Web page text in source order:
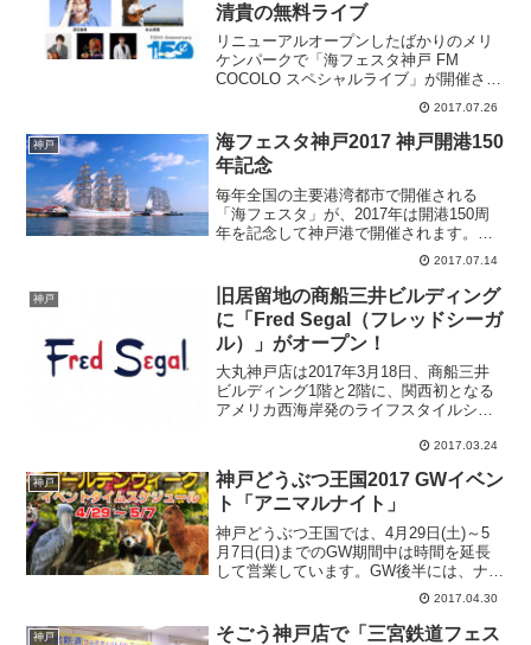
清貴の無料ライブ
リニューアルオープンしたばかりのメリ
ケンパークで「海フェスタ神戸 FM
COCOLO スペシャルライブ」が開催され
ます。渡辺美里、杉山清貴が出演しま
す。観覧無料のフリーライブ！日程：
2017年7月29日(土)場所：メリケンパー
ク 兵庫県神戸...
2017.07.26
神戸
海フェスタ神戸2017 神戸開港150
年記念
毎年全国の主要港湾都市で開催される
「海フェスタ」が、2017年は開港150周
年を記念して神戸港で開催されます。海
フェスタ期間中は、海の総合展、帆船フ
ェスティバル、みなとこうべ海上花火大
会、研究船の公開など様々なイベントが
開催されます。日程 ...
2017.07.14
神戸
旧居留地の商船三井ビルディング
に「Fred Segal（フレッドシーガ
ル）」がオープン！
大丸神戸店は2017年3月18日、商船三井
ビルディング1階と2階に、関西初となる
アメリカ西海岸発のライフスタイルショ
ガル 神戸）」がオープンしました。
「Fred Segal KOBE」は、大...
2017.03.24
神戸
神戸どうぶつ王国2017 GWイベン
ト「アニマルナイト」
神戸どうぶつ王国では、4月29日(土)～5
月7日(日)までのGW期間中は時間を延長
して営業しています。GW後半には、ナイ
ター営業「アニマルナイト」を実施しま
す。日程 2017年4月29日(土)～5月7日
(日)場所 神戸どうぶつ王国 兵庫県神...
2017.04.30
神戸
そごう神戸店で「三宮鉄道フェス